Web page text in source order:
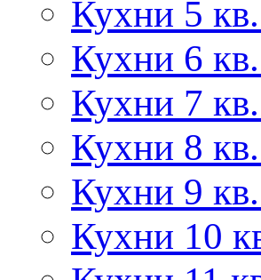
Кухни 5
Кухни 6
Кухни 7
Кухни 8
Кухни 9
Кухни 10